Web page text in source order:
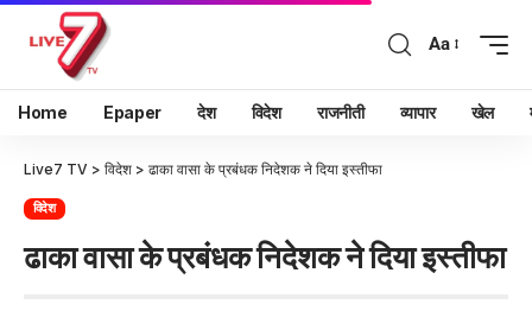
Aa
Home Epaper देश विदेश राजनीती व्यापार खेल
Live7 TV > विदेश > ढाका वासा के प्रबंधक निदेशक ने दिया इस्तीफा
विदेश
ढाका वासा के प्रबंधक निदेशक ने दिया इस्तीफा